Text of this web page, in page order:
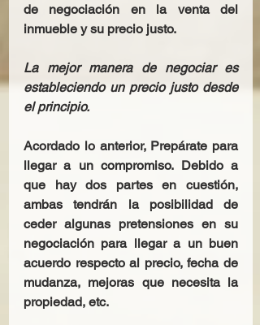
de negociación en la venta del
inmueble y su precio justo.
La mejor manera de negociar es
estableciendo un precio justo desde
el principio.
Acordado lo anterior, Prepárate para
llegar a un compromiso. Debido a
que hay dos partes en cuestión,
ambas tendrán la posibilidad de
ceder algunas pretensiones en su
negociación para llegar a un buen
acuerdo respecto al precio, fecha de
mudanza, mejoras que necesita la
propiedad, etc.